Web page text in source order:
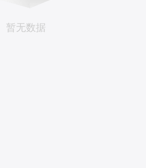
暂无数据